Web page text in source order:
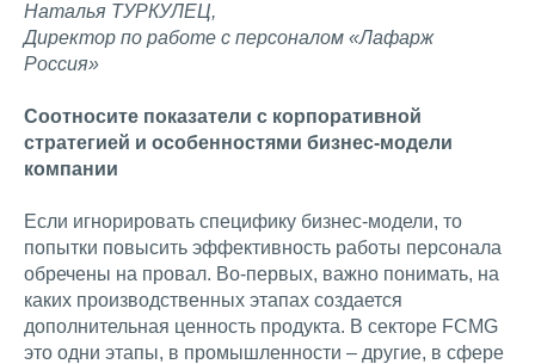
Наталья ТУРКУЛЕЦ,
Директор по работе с персоналом «Лафарж
Россия»
Соотносите показатели с корпоративной
стратегией и особенностями бизнес-модели
компании
Если игнорировать специфику бизнес-модели, то
попытки повысить эффективность работы персонала
обречены на провал. Во-первых, важно понимать, на
каких производственных этапах создается
дополнительная ценность продукта. В секторе FCMG
это одни этапы, в промышленности – другие, в сфере